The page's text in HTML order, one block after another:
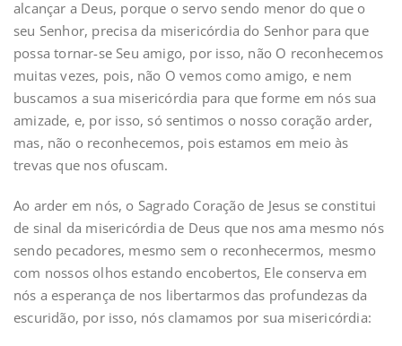
alcançar a Deus, porque o servo sendo menor do que o
seu Senhor, precisa da misericórdia do Senhor para que
possa tornar-se Seu amigo, por isso, não O reconhecemos
muitas vezes, pois, não O vemos como amigo, e nem
buscamos a sua misericórdia para que forme em nós sua
amizade, e, por isso, só sentimos o nosso coração arder,
mas, não o reconhecemos, pois estamos em meio às
trevas que nos ofuscam.
Ao arder em nós, o Sagrado Coração de Jesus se constitui
de sinal da misericórdia de Deus que nos ama mesmo nós
sendo pecadores, mesmo sem o reconhecermos, mesmo
com nossos olhos estando encobertos, Ele conserva em
nós a esperança de nos libertarmos das profundezas da
escuridão, por isso, nós clamamos por sua misericórdia: